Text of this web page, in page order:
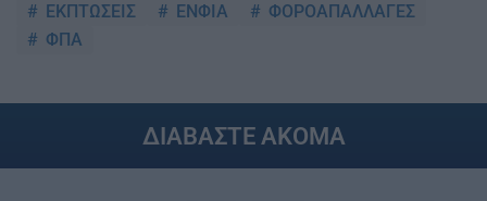
ΕΚΠΤΩΣΕΙΣ
ΕΝΦΙΑ
ΦΟΡΟΑΠΑΛΛΑΓΕΣ
ΦΠΑ
ΔΙΑΒΑΣΤΕ ΑΚΟΜΑ